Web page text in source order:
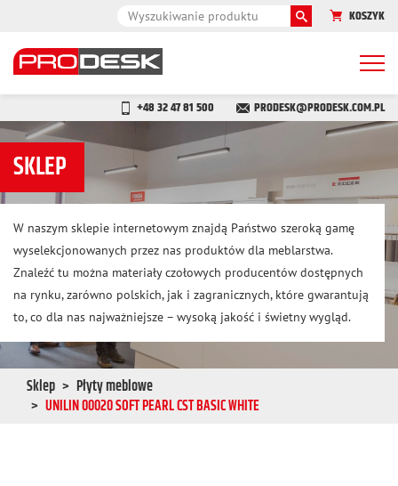
KOSZYK
+48 32 47 81 500 PRODESK@PRODESK.COM.PL
SKLEP
W naszym sklepie internetowym znajdą Państwo szeroką gamę
wyselekcjonowanych przez nas produktów dla meblarstwa.
Znaleźć tu można materiały czołowych producentów dostępnych
na rynku, zarówno polskich, jak i zagranicznych, które gwarantują
to, co dla nas najważniejsze – wysoką jakość i świetny wygląd.
Sklep
Płyty meblowe
UNILIN 00020 SOFT PEARL CST BASIC WHITE